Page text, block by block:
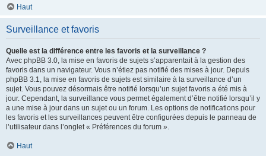
Haut
Surveillance et favoris
Quelle est la différence entre les favoris et la surveillance ?
Avec phpBB 3.0, la mise en favoris de sujets s’apparentait à la gestion des
favoris dans un navigateur. Vous n’étiez pas notifié des mises à jour. Depuis
phpBB 3.1, la mise en favoris de sujets est similaire à la surveillance d’un
sujet. Vous pouvez désormais être notifié lorsqu’un sujet favoris a été mis à
jour. Cependant, la surveillance vous permet également d’être notifié lorsqu’il y
a une mise à jour dans un sujet ou un forum. Les options de notifications pour
les favoris et les surveillances peuvent être configurées depuis le panneau de
l’utilisateur dans l’onglet « Préférences du forum ».
Haut